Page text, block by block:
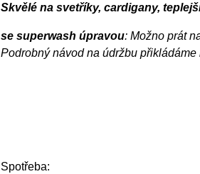
Skvělé na svetříky, cardigany,
se superwash úpravou: Možno prát
Podrobný návod na údržbu přikládáme
Spotřeba: